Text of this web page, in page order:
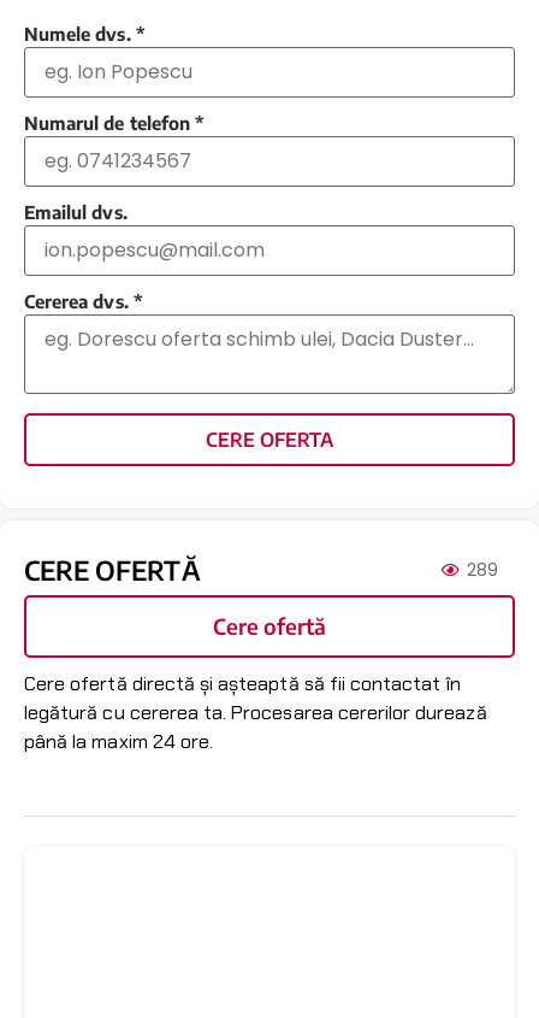
Numele dvs. *
Numarul de telefon *
Emailul dvs.
Cererea dvs. *
CERE OFERTA
CERE OFERTĂ 289
Cere ofertă
Cere ofertă directă și așteaptă să fii contactat în
legătură cu cererea ta. Procesarea cererilor durează
până la maxim 24 ore.